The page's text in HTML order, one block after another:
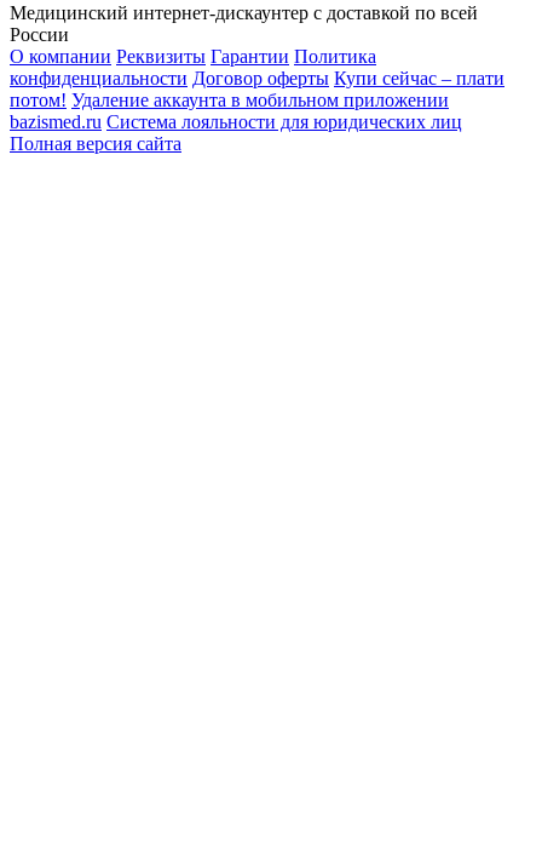
Медицинский интернет-дискаунтер с доставкой по всей
России
О компании Реквизиты Гарантии Политика
конфиденциальности Договор оферты Купи сейчас – плати
потом! Удаление аккаунта в мобильном приложении
bazismed.ru Система лояльности для юридических лиц
Полная версия сайта